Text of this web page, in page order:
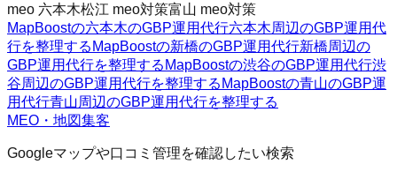
meo 六本木松江 meo対策富山 meo対策
MapBoostの六本木のGBP運用代行六本木周辺のGBP運用代
行を整理する MapBoostの新橋のGBP運用代行新橋周辺の
GBP運用代行を整理する MapBoostの渋谷のGBP運用代行渋
谷周辺のGBP運用代行を整理する MapBoostの青山のGBP運
用代行青山周辺のGBP運用代行を整理する
MEO・地図集客
Googleマップや口コミ管理を確認したい検索